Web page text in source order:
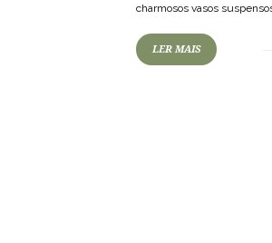
charmosos vasos
LER MAIS